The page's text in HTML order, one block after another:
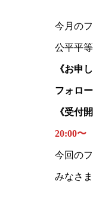
今月の
公平平
《お申
フォロ
《受付
20:00〜
今回の
みなさ